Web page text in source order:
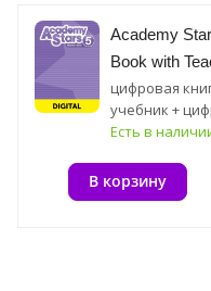
Academy
Book with
цифровая
учебник +
цифровые
Есть в
В корзину